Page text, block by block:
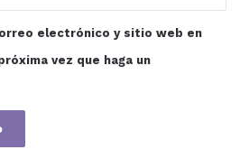
electrónico y sitio web en
vez que haga un